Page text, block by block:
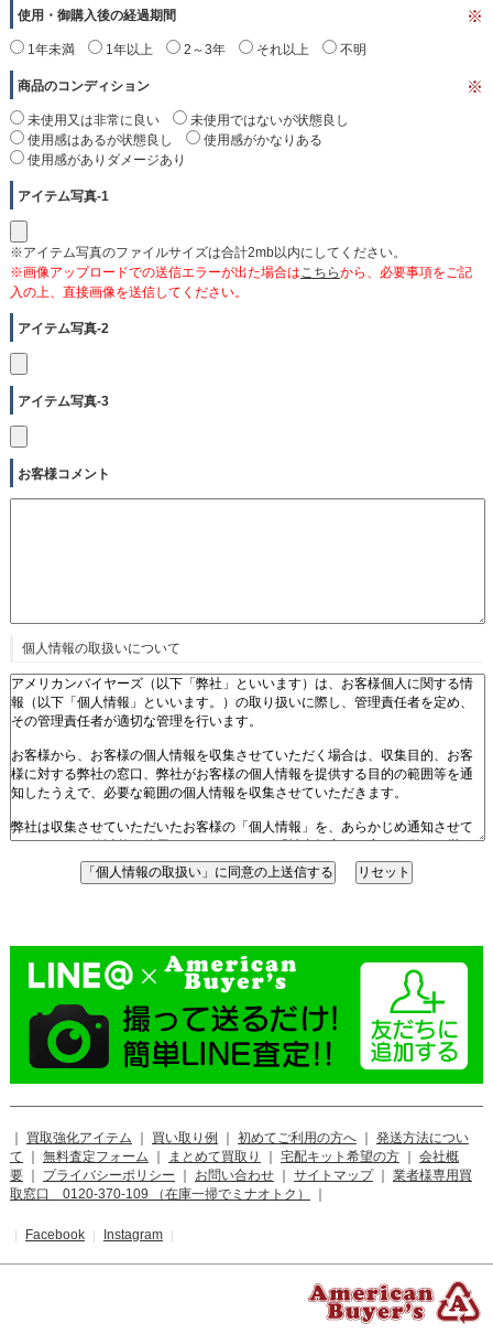
使用・御購入後の経過期間 ※
1年未満 1年以上 2～3年 それ以上 不明
商品のコンディション ※
未使用又は非常に良い
未使用ではないが状態良し
使用感はあるが状態良し
使用感がかなりある
使用感がありダメージあり
アイテム写真-1
※アイテム写真のファイルサイズは合計2mb以内にしてください。
※画像アップロードでの送信エラーが出た場合は こちらから、必要事項をご記
入の上、直接画像を送信してください。
アイテム写真-2
アイテム写真-3
お客様コメント
個人情報の取扱いについて
買取強化アイテム 買い取り例 初めてご利用の方へ｜ 発送方法につい
て
無料査定フォーム まとめて買取り 宅配キット希望の方｜
会社概
要｜ プライバシーポリシー お問い合わせ｜ サイトマップ｜ 業者様専用買
取窓口 0120-370-109 （在庫一掃でミナオトク）
｜ Facebook｜ Instagram｜